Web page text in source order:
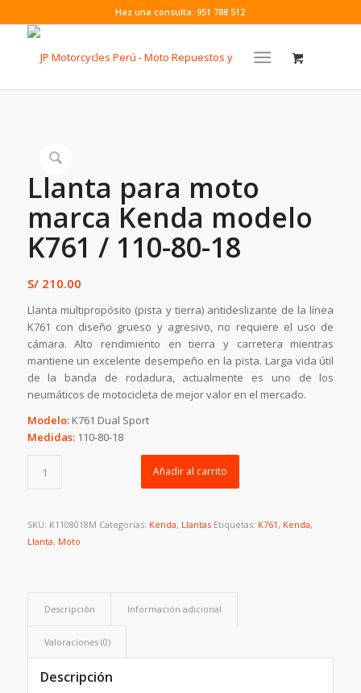
Haz una consulta: 951 788 512
Llanta para moto
marca Kenda modelo
K761 / 110-80-18
S/210.00
Llanta multipropósito (pista y tierra) antideslizante de la línea
K761 con diseño grueso y agresivo, no requiere el uso de
cámara. Alto rendimiento en tierra y carretera mientras
mantiene un excelente desempeño en la pista. Larga vida útil
de la banda de rodadura, actualmente es uno de los
neumáticos de motocicleta de mejor valor en el mercado.
Modelo:K761 Dual Sport
Medidas:110-80-18
Añadir al carrito
SKU: K1108018M Categorías: Kenda, Llantas Etiquetas: K761, Kenda,
Llanta, Moto
Descripción Información adicional
Valoraciones (0)
Descripción